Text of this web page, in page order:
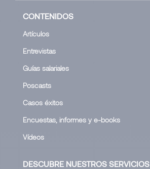
CONTENIDOS
Artículos
Entrevistas
Guías salariales
Poscasts
Casos éxitos
Encuestas, informes y e-books
Vídeos
DESCUBRE NUESTROS SERVICIOS